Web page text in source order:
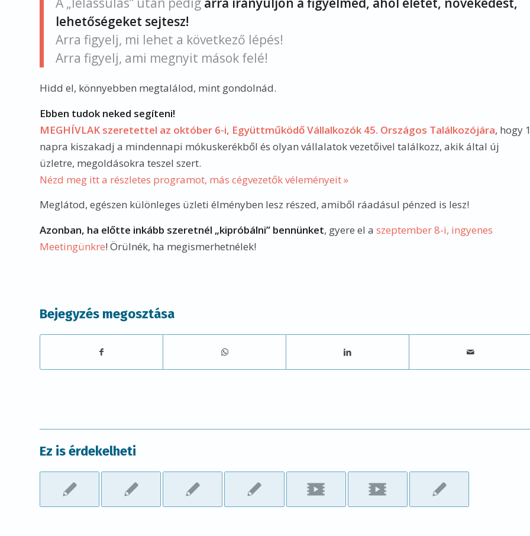
lehetőségeket sejtesz!
Arra figyelj, mi lehet a következő lépés!
Arra figyelj, ami megnyit mások felé!
Hidd el, könnyebben megtalálod, mint gondolnád.
Ebben tudok neked segíteni!
MEGHÍVLAK szeretettel az október 6-i, Együttműködő Vállalkozók 45. Országos Találkozójára, hogy
napra kiszakadj a mindennapi mókuskerékből és olyan vállalatok vezetőivel találkozz, akik által új
üzletre, megoldásokra teszel szert.
Nézd meg itt a részletes programot, más cégvezetők véleményeit »
Meglátod, egészen különleges üzleti élményben lesz részed, amiből ráadásul pénzed is lesz!
Azonban, ha előtte inkább szeretnél „kipróbálni” bennünket, gyere el a szeptember 8-i, ingyenes
Meetingünkre! Örülnék, ha megismerhetnélek!
Bejegyzés megosztása
Ez is érdekelheti